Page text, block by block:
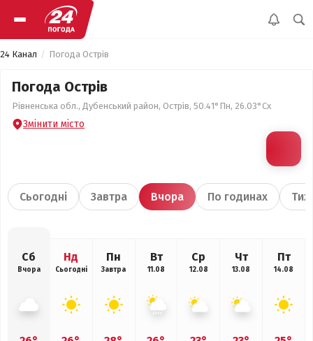
24 Канал Погода Острів
Погода Острів
Рівненська обл., Дубенський район, Острів, 50.41°Пн, 26.03°Сх
Змінити місто
Сьогодні Завтра Вчора По годинах
Сб
Вчора
Нд
Сьогодні
Пн
Завтра
Вт
11.08
Ср
12.08
Чт
13.08
Пт
14.08